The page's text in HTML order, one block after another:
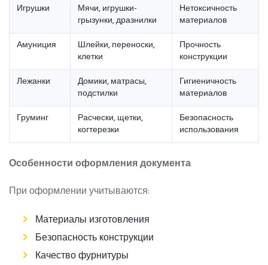
Игрушки
Мячи, игрушки-
грызунки, дразнилки
Нетоксичность
материалов
Амуниция
Шлейки, переноски,
клетки
Прочность
конструкции
Лежанки
Домики, матрасы,
подстилки
Гигиеничность
материалов
Груминг
Расчески, щетки,
когтерезки
Безопасность
использования
Особенности оформления документа
При оформлении учитываются:
Материалы изготовления
Безопасность конструкции
Качество фурнитуры